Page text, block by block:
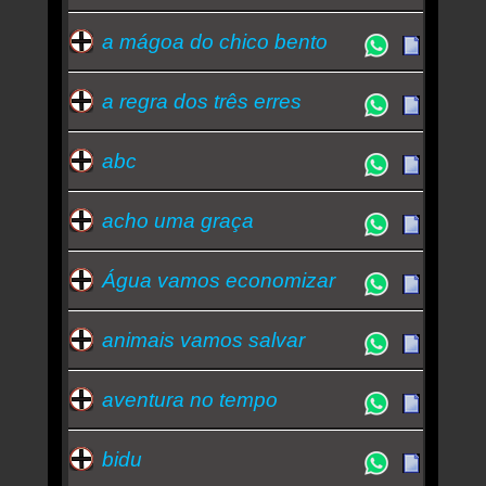
a mágoa do chico bento
a regra dos três erres
abc
acho uma graça
Água vamos economizar
animais vamos salvar
aventura no tempo
bidu